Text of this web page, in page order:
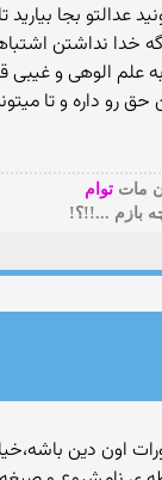
خدا نداشتن
الوهی و غیبی
حق رو داره و تا
ماتتوام
بازم ...!!؟!
اون دین